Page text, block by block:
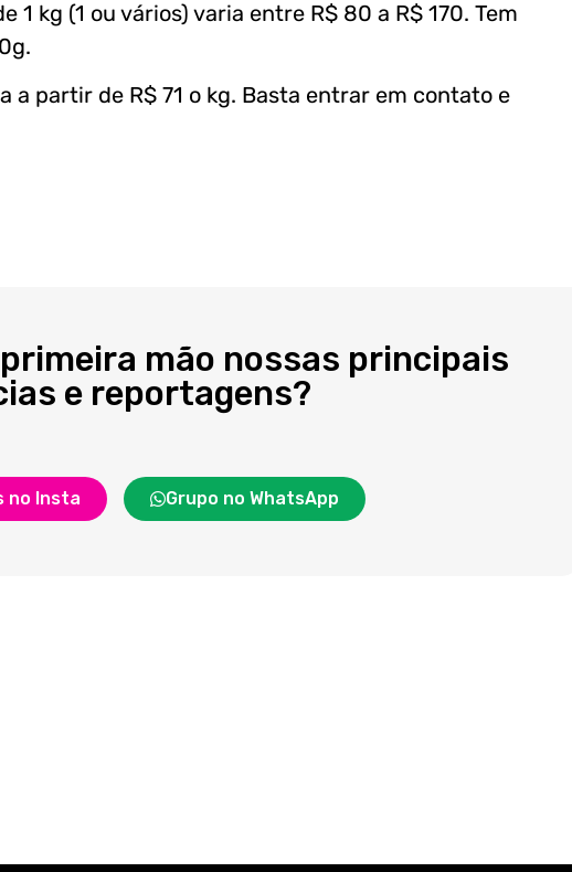
1 kg (1 ou vários) varia entre R$ 80 a R$ 170. Tem
partir de R$ 71 o kg. Basta entrar em contato e
mão nossas principais
e reportagens?
no Insta Grupo no WhatsApp